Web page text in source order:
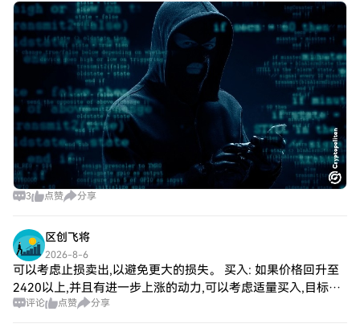
务的知名闪电网络服务提供商。 该公司已确认攻击已得到处
理，没有客户资金损失。
3 点赞 分享
区创飞将
2026-8-6
可以考虑止损卖出,以避免更大的损失。 买入: 如果价格回升至
2420以上,并且有进一步上涨的动力,可以考虑适量买入,目标价
位可以设定在2450附近。 长期策略: 观察市场整体趋势与消息
评论 点赞 分享